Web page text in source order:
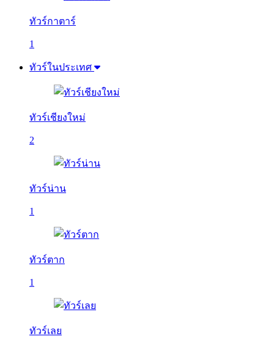
ทัวร์กาตาร์
1
ทัวร์ในประเทศ
ทัวร์เชียงใหม่
2
ทัวร์น่าน
1
ทัวร์ตาก
1
ทัวร์เลย